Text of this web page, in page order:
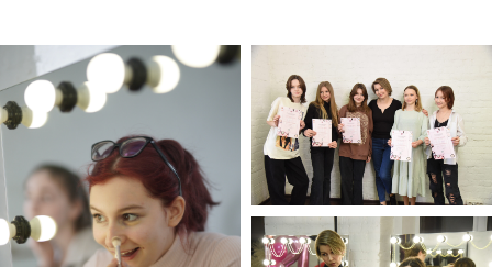
Именные подарочные сертификаты
на все мастер-классы представлены
в бумажном и электронном виде.
СРОК ДЕЙСТВИЯ
СЕРТИФИКАТА